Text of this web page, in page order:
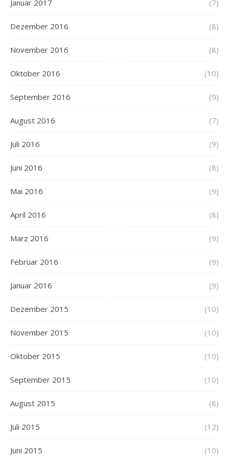
Januar 2017 (7)
Dezember 2016 (8)
November 2016 (8)
Oktober 2016 (10)
September 2016 (9)
August 2016 (7)
Juli 2016 (9)
Juni 2016 (8)
Mai 2016 (9)
April 2016 (8)
März 2016 (9)
Februar 2016 (9)
Januar 2016 (9)
Dezember 2015 (10)
November 2015 (10)
Oktober 2015 (10)
September 2015 (10)
August 2015 (8)
Juli 2015 (12)
Juni 2015 (10)